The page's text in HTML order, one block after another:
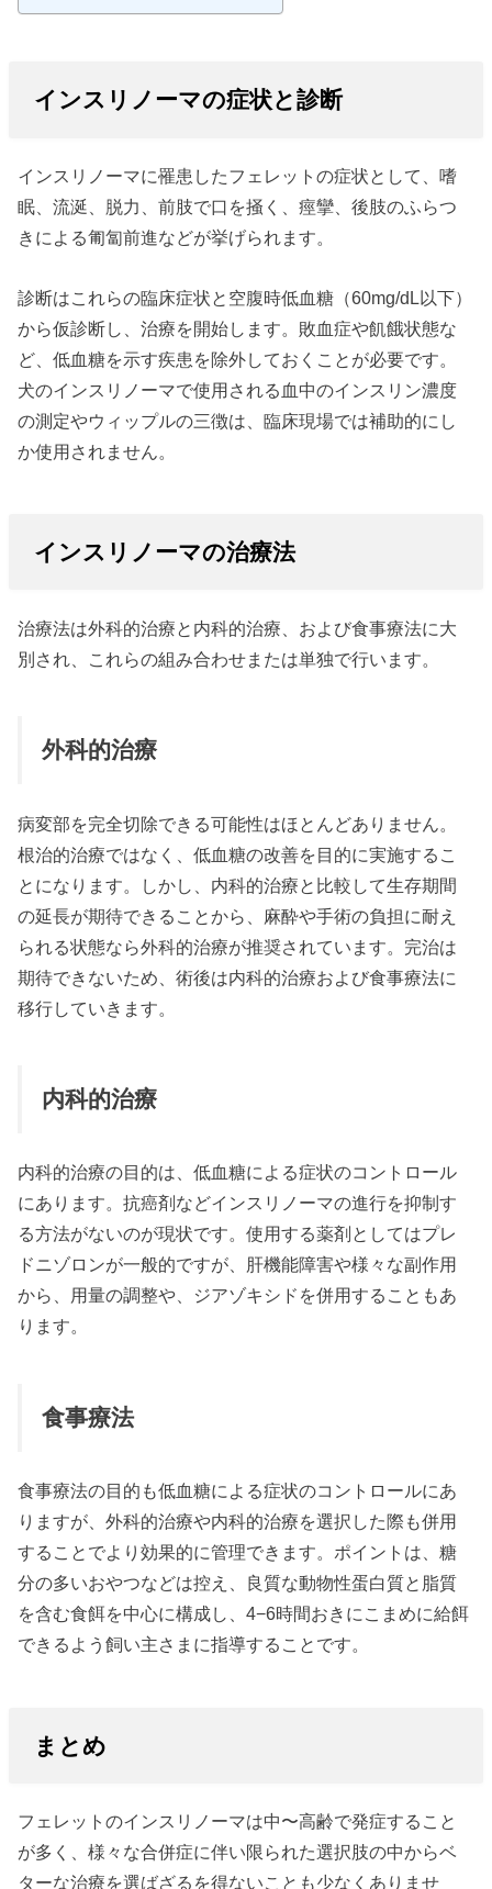
インスリノーマの症状と診断
インスリノーマに罹患したフェレットの症状として、嗜
眠、流涎、脱力、前肢で口を掻く、痙攣、後肢のふらつ
きによる匍匐前進などが挙げられます。
診断はこれらの臨床症状と空腹時低血糖（60mg/dL以下）
から仮診断し、治療を開始します。敗血症や飢餓状態な
ど、低血糖を示す疾患を除外しておくことが必要です。
犬のインスリノーマで使用される血中のインスリン濃度
の測定やウィップルの三徴は、臨床現場では補助的にし
か使用されません。
インスリノーマの治療法
治療法は外科的治療と内科的治療、および食事療法に大
別され、これらの組み合わせまたは単独で行います。
外科的治療
病変部を完全切除できる可能性はほとんどありません。
根治的治療ではなく、低血糖の改善を目的に実施するこ
とになります。しかし、内科的治療と比較して生存期間
の延長が期待できることから、麻酔や手術の負担に耐え
られる状態なら外科的治療が推奨されています。完治は
期待できないため、術後は内科的治療および食事療法に
移行していきます。
内科的治療
内科的治療の目的は、低血糖による症状のコントロール
にあります。抗癌剤などインスリノーマの進行を抑制す
る方法がないのが現状です。使用する薬剤としてはプレ
ドニゾロンが一般的ですが、肝機能障害や様々な副作用
から、用量の調整や、ジアゾキシドを併用することもあ
ります。
食事療法
食事療法の目的も低血糖による症状のコントロールにあ
りますが、外科的治療や内科的治療を選択した際も併用
することでより効果的に管理できます。ポイントは、糖
分の多いおやつなどは控え、良質な動物性蛋白質と脂質
を含む食餌を中心に構成し、4−6時間おきにこまめに給餌
できるよう飼い主さまに指導することです。
まとめ
フェレットのインスリノーマは中〜高齢で発症すること
が多く、様々な合併症に伴い限られた選択肢の中からベ
ターな治療を選ばざるを得ないことも少なくありませ